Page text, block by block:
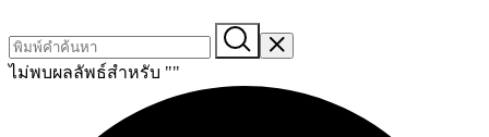
ไม่พบผลลัพธ์สำหรับ ""